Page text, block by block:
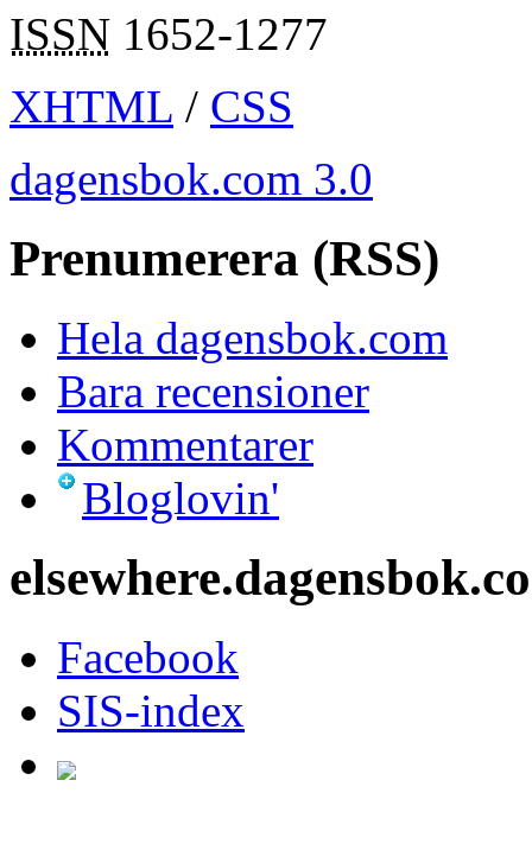
ISSN 1652-1277
XHTML / CSS
dagensbok.com 3.0
Prenumerera (RSS)
Hela dagensbok.com
Bara recensioner
Kommentarer
Bloglovin'
Facebook
SIS-index